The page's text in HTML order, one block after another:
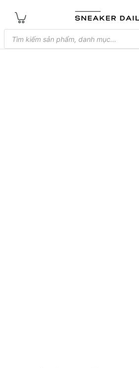
Tìm
kiếm
sản